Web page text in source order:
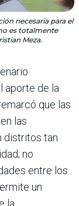
necesaria para el
es totalmente
Meza.
aporte de la
que las
las
distritos tan
no
entre los
un
la